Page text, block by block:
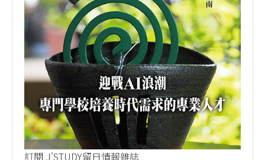
訂閱 J'STUDY留日情報雜誌